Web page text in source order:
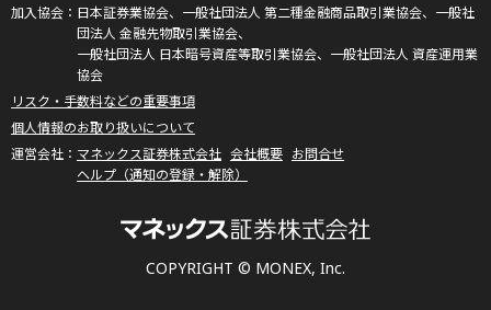
COPYRIGHT © MONEX, Inc.
日本証券業協会、一般社団法人 第二種金融商品取引業協会、一般社
団法人 金融先物取引業協会、
一般社団法人 日本暗号資産等取引業協会、一般社団法人 資産運用業
協会
リスク・手数料などの重要事項
個人情報のお取り扱いについて
マネックス証券株式会社 会社概要 お問合せ
ヘルプ（通知の登録・解除）